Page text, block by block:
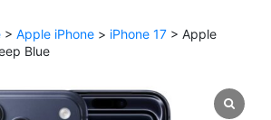
> Apple iPhone > iPhone 17 > Apple
Blue